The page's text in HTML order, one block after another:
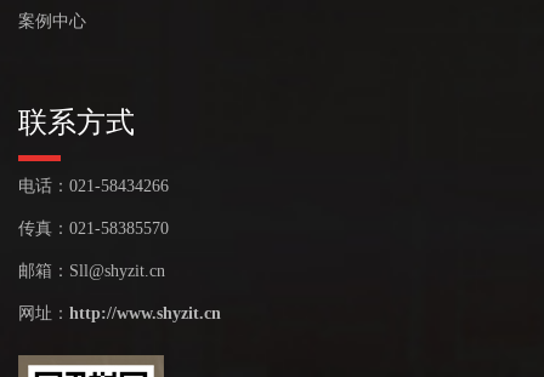
案例中心
联系方式
电话：021-58434266
传真：021-58385570
邮箱：Sll@shyzit.cn
网址： http://www.shyzit.cn